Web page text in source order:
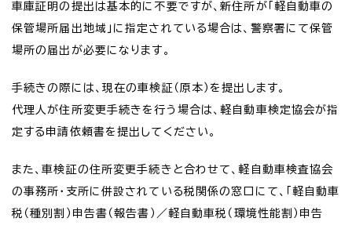
車庫証明の提出は基本的に不要ですが、新住所が「軽自動車の
保管場所届出地域」に指定されている場合は、警察署にて保管
場所の届出が必要になります。
手続きの際には、現在の車検証（原本）を提出します。
代理人が住所変更手続きを行う場合は、軽自動車検定協会が指
定する申請依頼書を提出してください。
また、車検証の住所変更手続きと合わせて、軽自動車検査協会
の事務所・支所に併設されている税関係の窓口にて、「軽自動車
税（種別割）申告書（報告書）／軽自動車税（環境性能割）申告